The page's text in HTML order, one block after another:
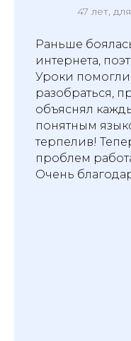
47 лет,
Раньше
интернета,
Уроки помогли
разобраться,
объяснял
понятным
терпелив!
проблем
Очень